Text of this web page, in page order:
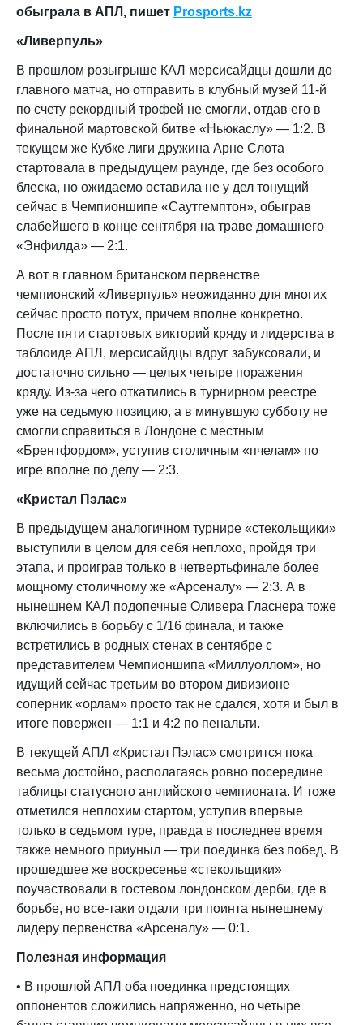
обыграла в АПЛ, пишет Prosports.kz
«Ливерпуль»
В прошлом розыгрыше КАЛ мерсисайдцы дошли до
главного матча, но отправить в клубный музей 11-й
по счету рекордный трофей не смогли, отдав его в
финальной мартовской битве «Ньюкаслу» — 1:2. В
текущем же Кубке лиги дружина Арне Слота
стартовала в предыдущем раунде, где без особого
блеска, но ожидаемо оставила не у дел тонущий
сейчас в Чемпионшипе «Саутгемптон», обыграв
слабейшего в конце сентября на траве домашнего
«Энфилда» — 2:1.
А вот в главном британском первенстве
чемпионский «Ливерпуль» неожиданно для многих
сейчас просто потух, причем вполне конкретно.
После пяти стартовых викторий кряду и лидерства в
таблоиде АПЛ, мерсисайдцы вдруг забуксовали, и
достаточно сильно — целых четыре поражения
кряду. Из-за чего откатились в турнирном реестре
уже на седьмую позицию, а в минувшую субботу не
смогли справиться в Лондоне с местным
«Брентфордом», уступив столичным «пчелам» по
игре вполне по делу — 2:3.
«Кристал Пэлас»
В предыдущем аналогичном турнире «стекольщики»
выступили в целом для себя неплохо, пройдя три
этапа, и проиграв только в четвертьфинале более
мощному столичному же «Арсеналу» — 2:3. А в
нынешнем КАЛ подопечные Оливера Гласнера тоже
включились в борьбу с 1/16 финала, и также
встретились в родных стенах в сентябре с
представителем Чемпионшипа «Миллуоллом», но
идущий сейчас третьим во втором дивизионе
соперник «орлам» просто так не сдался, хотя и был в
итоге повержен — 1:1 и 4:2 по пенальти.
В текущей АПЛ «Кристал Пэлас» смотрится пока
весьма достойно, располагаясь ровно посередине
таблицы статусного английского чемпионата. И тоже
отметился неплохим стартом, уступив впервые
только в седьмом туре, правда в последнее время
также немного приуныл — три поединка без побед. В
прошедшее же воскресенье «стекольщики»
поучаствовали в гостевом лондонском дерби, где в
борьбе, но все-таки отдали три поинта нынешнему
лидеру первенства «Арсеналу» — 0:1.
Полезная информация
• В прошлой АПЛ оба поединка предстоящих
оппонентов сложились напряженно, но четыре